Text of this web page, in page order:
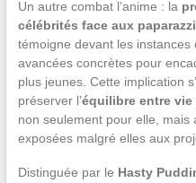
Un autre combat l’anime : la
célébrités face aux paparazzi
témoigne devant les
avancées concrètes pour
plus jeunes. Cette implication
préserver l’équilibre entre
non seulement pour elle, mais
exposées malgré elles aux
Distinguée par le Hasty